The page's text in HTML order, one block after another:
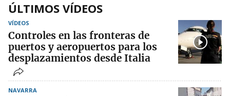
ÚLTIMOS VÍDEOS
VÍDEOS
Controles en las fronteras de
puertos y aeropuertos para los
desplazamientos desde Italia
NAVARRA